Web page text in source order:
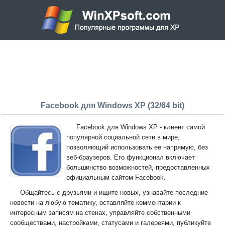
Facebook для Windows XP (32/64 bit)
Facebook для Windows XP - клиент самой
популярной социальной сети в мире,
позволяющий использовать ее напрямую, без
веб-браузеров. Его функционал включает
большинство возможностей, предоставленных
официальным сайтом Facebook.
Общайтесь с друзьями и ищите новых, узнавайте последние
новости на любую тематику, оставляйте комментарии к
интересным записям на стенах, управляйте собственными
сообществами, настройками, статусами и галереями, публикуйте